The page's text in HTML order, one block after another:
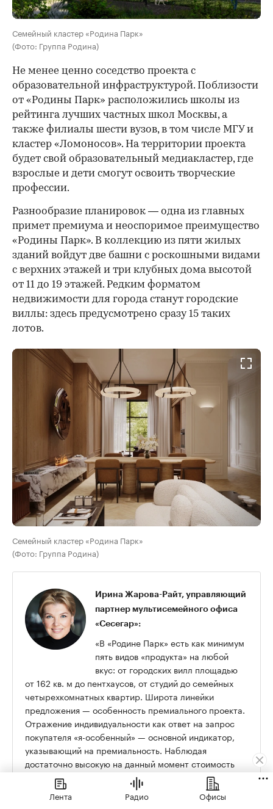
Семейный кластер «Родина Парк»
(Фото: Группа Родина)
Не менее ценно соседство проекта с
образовательной инфраструктурой. Поблизости
от «Родины Парк» расположились школы из
рейтинга лучших частных школ Москвы, а
также филиалы шести вузов, в том числе МГУ и
кластер «Ломоносов». На территории проекта
будет свой образовательный медиакластер, где
взрослые и дети смогут освоить творческие
профессии.
Разнообразие планировок — одна из главных
примет премиума и неоспоримое преимущество
«Родины Парк». В коллекцию из пяти жилых
зданий войдут две башни с роскошными видами
с верхних этажей и три клубных дома высотой
от 11 до 19 этажей. Редким форматом
недвижимости для города станут городские
виллы: здесь предусмотрено сразу 15 таких
лотов.
Семейный кластер «Родина Парк»
(Фото: Группа Родина)
Ирина Жарова-Райт, управляющий
партнер мультисемейного офиса
«Сесегар»:
«В «Родине Парк» есть как минимум
пять видов «продукта» на любой
вкус: от городских вилл площадью
от 162 кв. м до пентхаусов, от студий до семейных
четырехкомнатных квартир. Широта линейки
предложения — особенность премиального проекта.
Отражение индивидуальности как ответ на запрос
покупателя «я-особенный» — основной индикатор,
указывающий на премиальность. Наблюдая
достаточно высокую на данный момент стоимость
лотов в проекте, инвесторы, которые зашли в
покупку на ранних этапах, могут смело поставить
себе «отлично» в инвестиционной «зачетке» —
Лента Радио Офисы